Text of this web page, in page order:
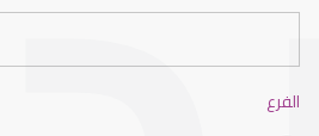
ضعف نظر الاطفال
الفرع